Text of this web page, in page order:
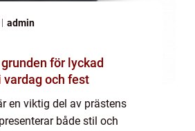
admin
för lyckad
och fest
en viktig del av prästens
både stil och